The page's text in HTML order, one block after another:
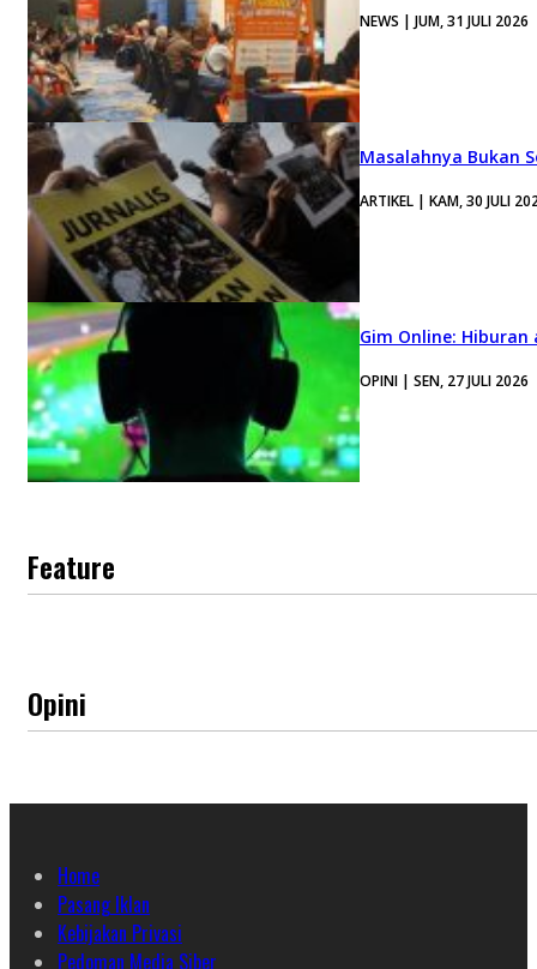
NEWS | JUM, 31 JULI 2026
Masalahnya Bukan
ARTIKEL | KAM, 30 JULI
Gim Online:
OPINI | SEN, 27 JULI 2026
Feature
Opini
Home
Pasang Iklan
Kebijakan Privasi
Pedoman Media Siber